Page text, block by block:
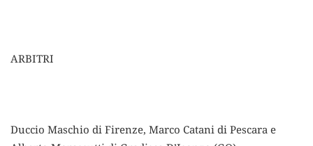
ARBITRI
Duccio Maschio di Firenze, Marco Catani di Pescara e